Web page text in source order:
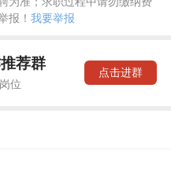
报！ 我要举报
荐群
位
点击进群